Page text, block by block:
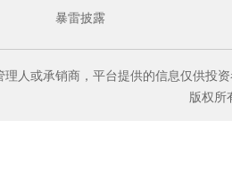
暴雷披露
人或承销商，平台提供的信息仅供投
版权所